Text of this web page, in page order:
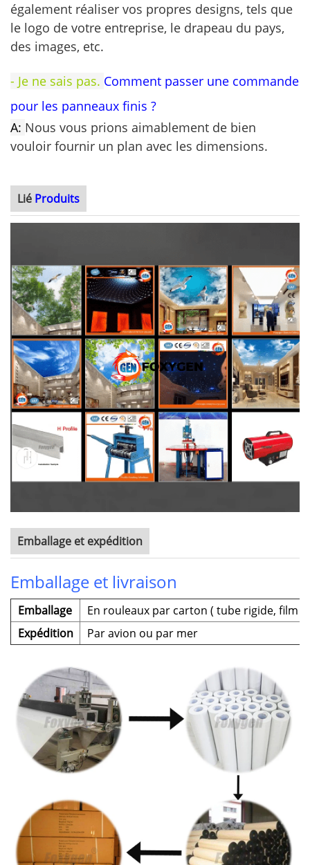
également réaliser vos propres designs, tels que
le logo de votre entreprise, le drapeau du pays,
des images, etc.
- Je ne sais pas. Comment passer une commande
pour les panneaux finis ?
A: Nous vous prions aimablement de bien
vouloir fournir un plan avec les dimensions.
Lié Produits
Emballage et expédition
Emballage et livraison
Emballage En rouleaux par carton ( tube rigide, film
Expédition
Par avion ou par mer